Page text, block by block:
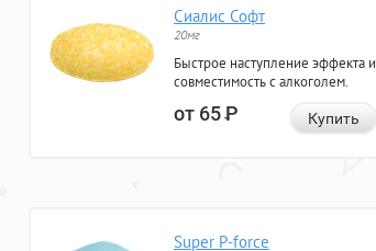
Сиалис Софт
20мг
Быстрое наступление эффекта и
совместимость с алкоголем.
от 65Р Купить
Super P-force